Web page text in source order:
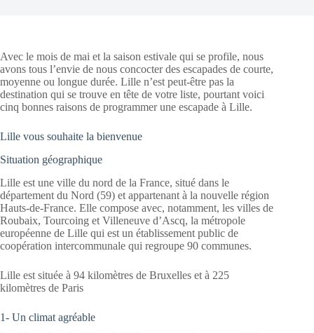
Avec le mois de mai et la saison estivale qui se profile, nous
avons tous l’envie de nous concocter des escapades de courte,
moyenne ou longue durée. Lille n’est peut-être pas la
destination qui se trouve en tête de votre liste, pourtant voici
cinq bonnes raisons de programmer une escapade à Lille.
Lille vous souhaite la bienvenue
Situation géographique
Lille est une ville du nord de la France, situé dans le
département du Nord (59) et appartenant à la nouvelle région
Hauts-de-France. Elle compose avec, notamment, les villes de
Roubaix, Tourcoing et Villeneuve d’Ascq, la métropole
européenne de Lille qui est un établissement public de
coopération intercommunale qui regroupe 90 communes.
Lille est située à 94 kilomètres de Bruxelles et à 225
kilomètres de Paris
1- Un climat agréable